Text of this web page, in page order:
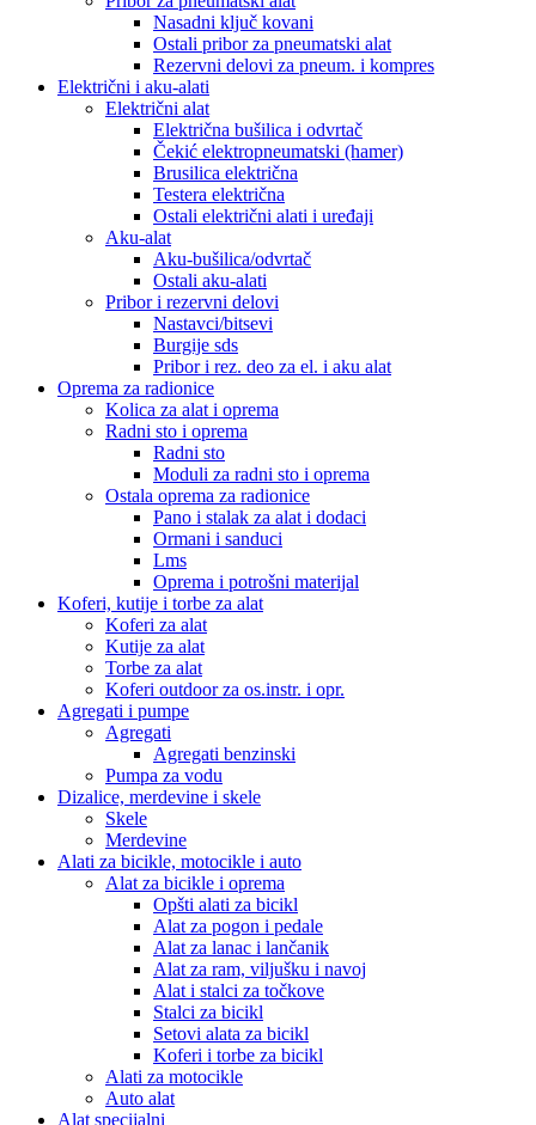
Nasadni ključ kovani
Ostali pribor za pneumatski alat
Rezervni delovi za pneum. i kompres
Električni i aku-alati
Električni alat
Električna bušilica i odvrtač
Čekić elektropneumatski (hamer)
Brusilica električna
Testera električna
Ostali električni alati i uređaji
Aku-alat
Aku-bušilica/odvrtač
Ostali aku-alati
Pribor i rezervni delovi
Nastavci/bitsevi
Burgije sds
Pribor i rez. deo za el. i aku alat
Oprema za radionice
Kolica za alat i oprema
Radni sto i oprema
Radni sto
Moduli za radni sto i oprema
Ostala oprema za radionice
Pano i stalak za alat i dodaci
Ormani i sanduci
Lms
Oprema i potrošni materijal
Koferi, kutije i torbe za alat
Koferi za alat
Kutije za alat
Torbe za alat
Koferi outdoor za os.instr. i opr.
Agregati i pumpe
Agregati
Agregati benzinski
Pumpa za vodu
Dizalice, merdevine i skele
Skele
Merdevine
Alati za bicikle, motocikle i auto
Alat za bicikle i oprema
Opšti alati za bicikl
Alat za pogon i pedale
Alat za lanac i lančanik
Alat za ram, viljušku i navoj
Alat i stalci za točkove
Stalci za bicikl
Setovi alata za bicikl
Koferi i torbe za bicikl
Alati za motocikle
Auto alat
Alat specijalni